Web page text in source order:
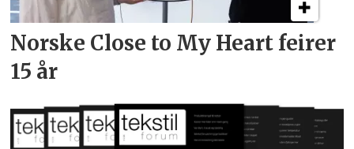
Norske Close to My Heart feirer
15 år